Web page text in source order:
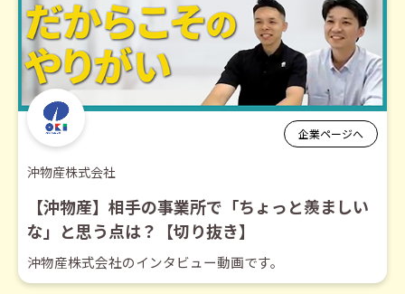
企業ページへ
沖物産株式会社
【沖物産】相手の事業所で「ちょっと羨ましい
な」と思う点は？【切り抜き】
沖物産株式会社のインタビュー動画です。